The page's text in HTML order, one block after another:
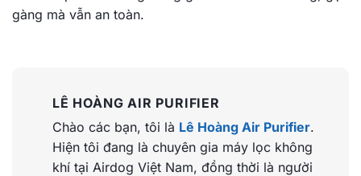
gàng mà vẫn an toàn.
LÊ HOÀNG AIR PURIFIER
Chào các bạn, tôi là Lê Hoàng Air Purifier.
Hiện tôi đang là chuyên gia máy lọc không
khí tại Airdog Việt Nam, đồng thời là người